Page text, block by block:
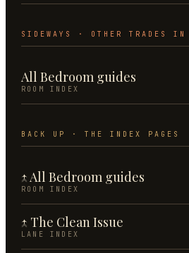
SIDEWAYS · OTHER TRADES IN
All Bedroom guides
ROOM INDEX
BACK UP · THE INDEX PAGES
↑ All Bedroom guides
ROOM INDEX
↑ The CleanIssue
LANE INDEX